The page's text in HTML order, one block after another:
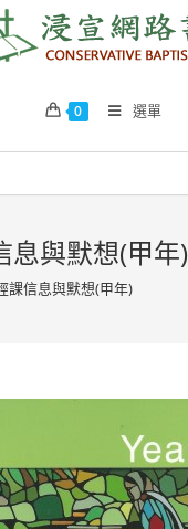
0 選單
息與默想(甲年)
課信息與默想(甲年)